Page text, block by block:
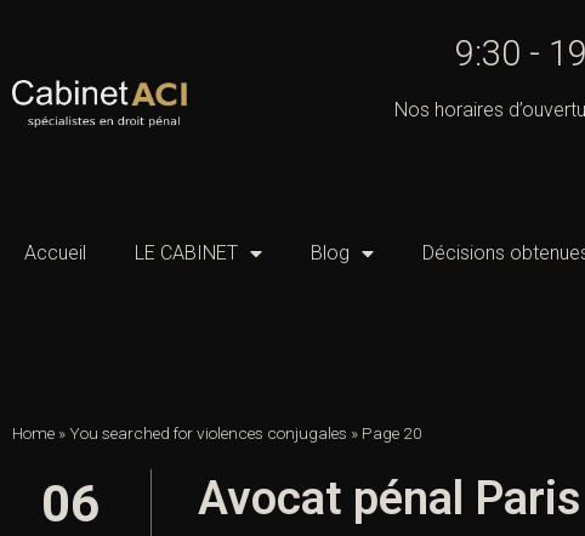
9:30 -
Nos horaires
Accueil LE CABINET Blog Décisions
Home »You searched for violences conjugales » Page 20
06 Avocat pénal